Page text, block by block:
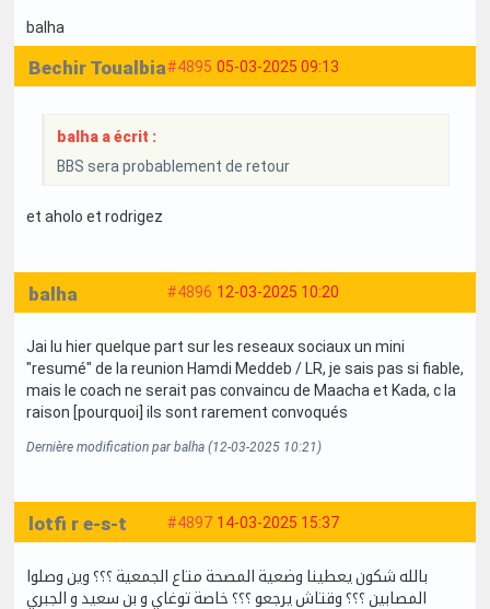
balha
#4895 05-03-2025 09:13
Bechir Toualbia
balha a écrit :
BBS sera probablement de retour
et aholo et rodrigez
#4896 12-03-2025 10:20
balha
Jai lu hier quelque part sur les reseaux sociaux un mini
"resumé" de la reunion Hamdi Meddeb / LR, je sais pas si fiable,
mais le coach ne serait pas convaincu de Maacha et Kada, c la
raison [pourquoi] ils sont rarement convoqués
Dernière modification par balha (12-03-2025 10:21)
#4897 14-03-2025 15:37
lotfi r e-s-t
بالله شكون يعطينا وضعية المصحة متاع الجمعية ؟؟؟ وين وصلوا
المصابين ؟؟؟ وقتاش يرجعو ؟؟؟ خاصة توغاي و بن سعيد و الجبري